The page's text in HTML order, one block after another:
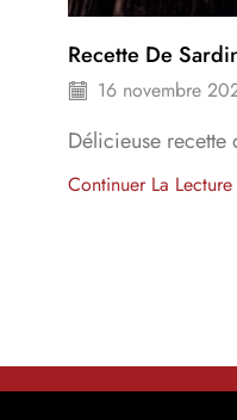
Recette De
16 novembre
Délicieuse recette
Continuer La Lecture